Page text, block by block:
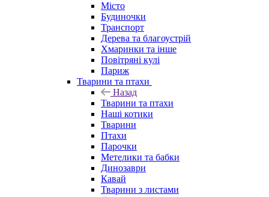
Місто
Будиночки
Транспорт
Дерева та благоустрій
Хмаринки та інше
Повітряні кулі
Париж
Тварини та птахи
Назад
Тварини та птахи
Наші котики
Тварини
Птахи
Парочки
Метелики та бабки
Динозаври
Кавай
Тварини з листами